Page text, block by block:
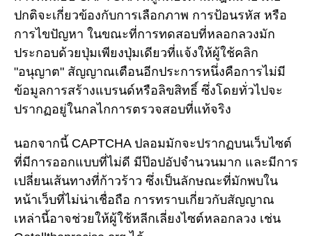
ปกติจะเกี่ยวข้องกับการเลือกภาพ การป้อนรหัส หรือ
การไขปัญหา ในขณะที่การทดสอบที่หลอกลวงมัก
ประกอบด้วยปุ่มเพียงปุ่มเดียวที่แจ้งให้ผู้ใช้คลิก
"อนุญาต" สัญญาณเตือนอีกประการหนึ่งคือการไม่มี
ข้อมูลการสร้างแบรนด์หรือลิขสิทธิ์ ซึ่งโดยทั่วไปจะ
ปรากฏอยู่ในกลไกการตรวจสอบที่แท้จริง
นอกจากนี้ CAPTCHA ปลอมมักจะปรากฏบนเว็บไซต์
ที่มีการออกแบบที่ไม่ดี มีป๊อปอัปจำนวนมาก และมีการ
เปลี่ยนเส้นทางที่ก้าวร้าว ซึ่งเป็นลักษณะที่มักพบใน
หน้าเว็บที่ไม่น่าเชื่อถือ การทราบเกี่ยวกับสัญญาณ
เหล่านี้อาจช่วยให้ผู้ใช้หลีกเลี่ยงไซต์หลอกลวง เช่น